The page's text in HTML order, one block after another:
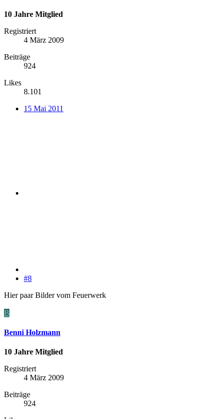
10 Jahre Mitglied
Registriert
4 März 2009
Beiträge
924
Likes
8.101
15 Mai 2011
#8
Hier paar Bilder vom Feuerwerk
B
Benni Holzmann
10 Jahre Mitglied
Registriert
4 März 2009
Beiträge
924